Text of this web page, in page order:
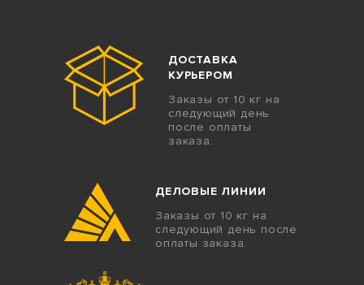
ДОСТАВКА
КУРЬЕРОМ
Заказы от 10 кг на
следующий день
после оплаты
заказа.
ДЕЛОВЫЕ ЛИНИИ
Заказы от 10 кг на
следующий день после
оплаты заказа.